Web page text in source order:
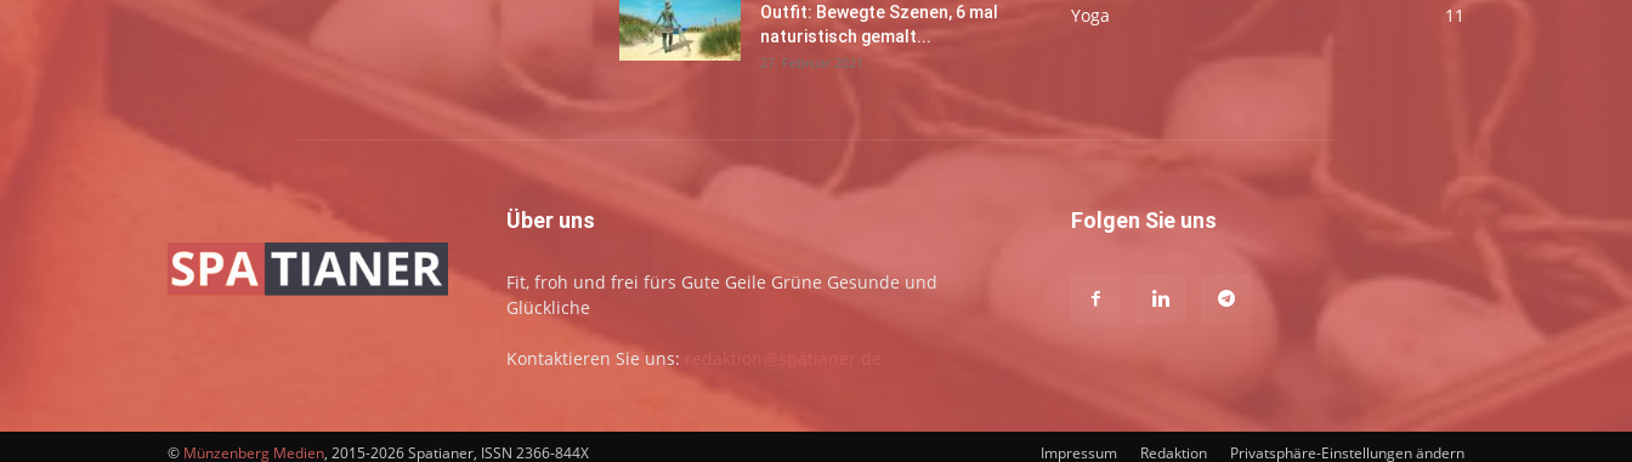
Outfit: Bewegte Szenen, 6 mal
naturistisch gemalt...
27. Februar 2021
Yoga
11
Über uns
Fit, froh und frei fürs Gute Geile Grüne Gesunde und
Glückliche
Kontaktieren Sie uns: redaktion@spatianer.de
Folgen Sie uns
Impressum Redaktion Privatsphäre-Einstellungen ändern
© Münzenberg Medien, 2015-2026 Spatianer, ISSN 2366-844X